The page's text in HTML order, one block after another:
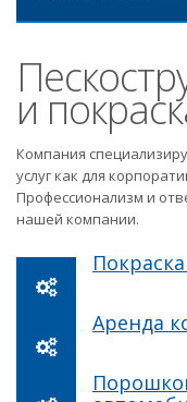
и
Компания
услуг как для
Профессионализм и
нашей компании.
Аренда